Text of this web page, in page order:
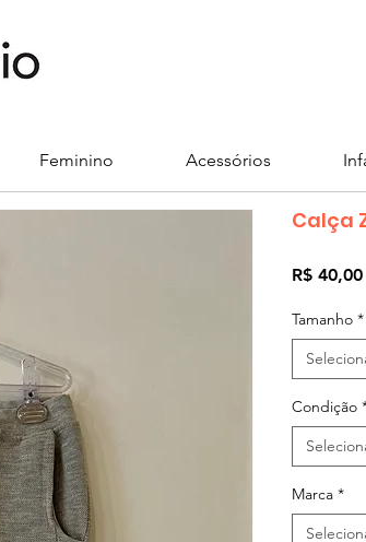
Feminino Acessórios
Calça
R$ 40,00
Tamanho *
Condição
Marca *